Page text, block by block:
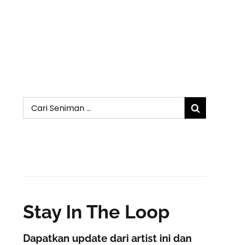
Search
for:
Stay In The Loop
Dapatkan update dari artist ini dan